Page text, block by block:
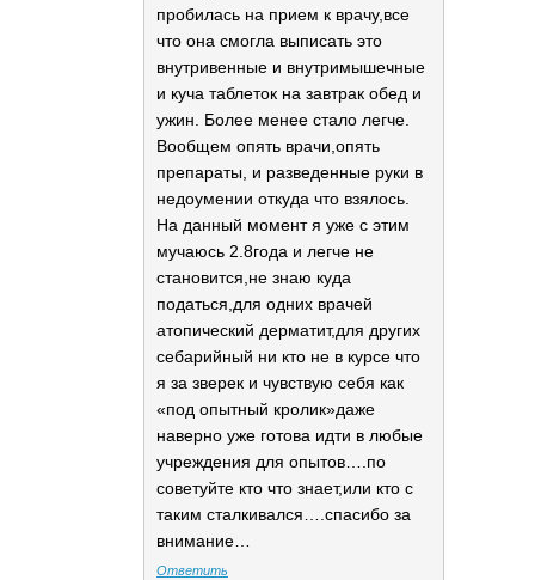
пробилась на прием к врачу,все
что она смогла выписать это
внутривенные и внутримышечные
и куча таблеток на завтрак обед и
ужин. Более менее стало легче.
Вообщем опять врачи,опять
препараты, и разведенные руки в
недоумении откуда что взялось.
На данный момент я уже с этим
мучаюсь 2.8года и легче не
становится,не знаю куда
податься,для одних врачей
атопический дерматит,для других
себарийный ни кто не в курсе что
я за зверек и чувствую себя как
«под опытный кролик»даже
наверно уже готова идти в любые
учреждения для опытов….по
советуйте кто что знает,или кто с
таким сталкивался….спасибо за
внимание…
Ответить